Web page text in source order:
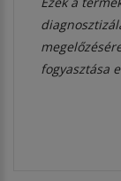
fogyasztása